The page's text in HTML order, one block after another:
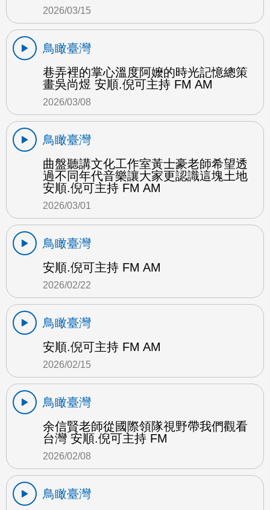
2026/03/15
鳥瞰臺灣
巷弄裡的掌心溫度阿嬤的時光記憶總策
畫吳尚煜 安順.倪可主持 FM AM
2026/03/08
鳥瞰臺灣
曲盤聽講文化工作室黃士豪老師希望透
過不同年代音樂讓大家更認識這塊土地
安順.倪可主持 FM AM
2026/03/01
鳥瞰臺灣
安順.倪可主持 FM AM
2026/02/22
鳥瞰臺灣
安順.倪可主持 FM AM
2026/02/15
鳥瞰臺灣
余信賢老師從國際領隊視野帶我們觀看
台灣 安順.倪可主持 FM
2026/02/08
鳥瞰臺灣